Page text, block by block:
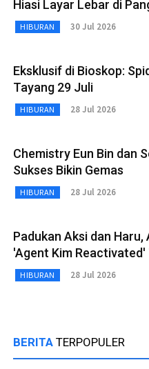
Hiasi Layar Lebar di
HIBURAN 30 Jul 2026
Eksklusif di Bioskop:
Tayang 29 Juli
HIBURAN 28 Jul 2026
Chemistry Eun Bin dan
Sukses Bikin Gemas
HIBURAN 28 Jul 2026
Padukan Aksi dan
'Agent Kim Reactivated'
HIBURAN 28 Jul 2026
BERITA TERPOPULER